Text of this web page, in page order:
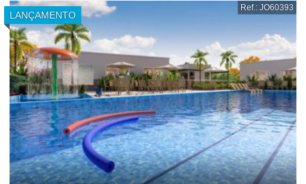
LANÇAMENTO
Ref.: JO60393